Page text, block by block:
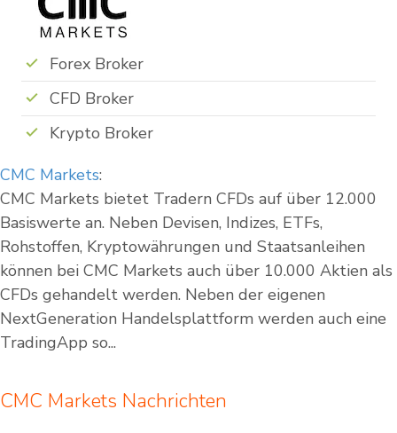
Forex Broker
CFD Broker
Krypto Broker
CMC Markets:
CMC Markets bietet Tradern CFDs auf über 12.000
Basiswerte an. Neben Devisen, Indizes, ETFs,
Rohstoffen, Kryptowährungen und Staatsanleihen
können bei CMC Markets auch über 10.000 Aktien als
CFDs gehandelt werden. Neben der eigenen
NextGeneration Handelsplattform werden auch eine
TradingApp so...
CMC Markets Nachrichten